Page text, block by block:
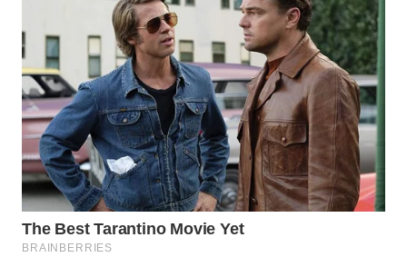
ADVOKAT
WAHANA
INFRASTRUKTUR
WAHANA
KONSUMEN
WAHANA
LISTRIK